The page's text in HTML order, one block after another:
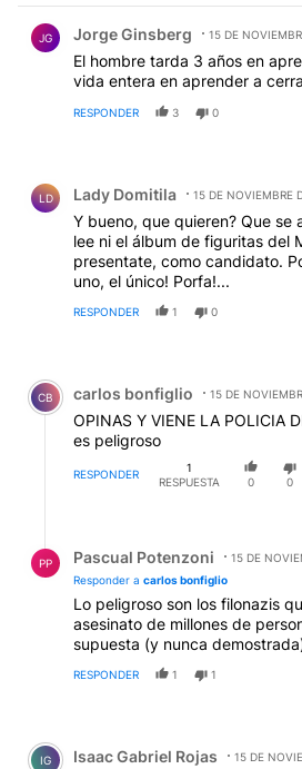
JG Jorge Ginsberg 15 DE
El hombre tarda 3 años en
vida entera en aprender a
RESPONDER 3 0
LD Lady Domitila 15 DE NOVIEMBRE
Y bueno, que quieren? Que se
lee ni el álbum de figuritas del
presentate, como candidato.
uno, el único! Porfa!...
RESPONDER 1 0
Comentario de carlos bonfiglio.
CB carlos bonfiglio 15 DE
OPINAS Y VIENE LA POLICIA
es peligroso
RESPONDER
1
RESPUESTA
0 0
PP Pascual Potenzoni
15 DE
Responder a carlos bonfiglio
Lo peligroso son los filonazis
asesinato de millones de
supuesta (y nunca
RESPONDER 1 1
Comentario de Isaac Gabriel Rojas.
IG Isaac Gabriel Rojas 15 DE